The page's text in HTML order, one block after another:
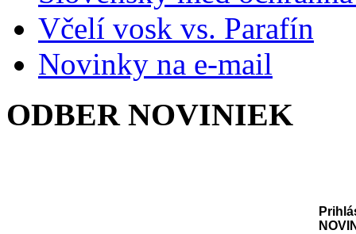
Včelí vosk vs. Parafín
Novinky na e-mail
ODBER NOVINIEK